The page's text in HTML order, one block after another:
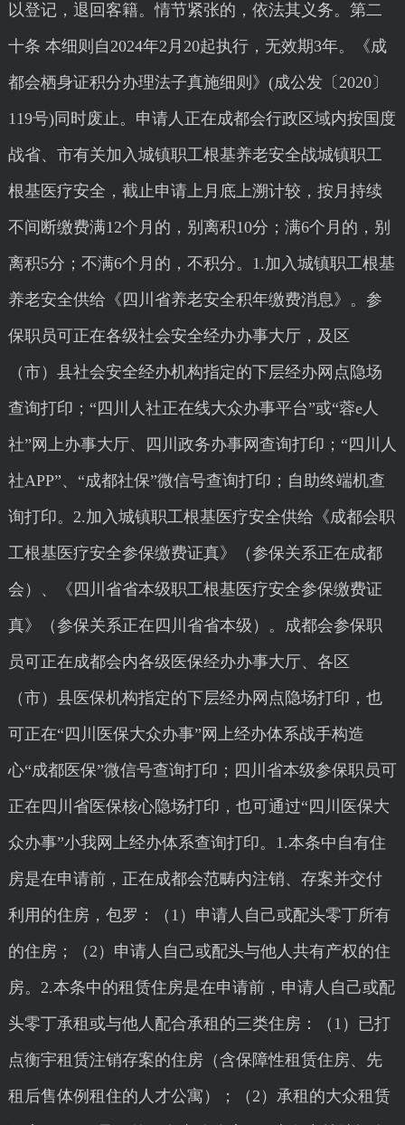
以登记，退回客籍。情节紧张的，依法其义务。第二
十条 本细则自2024年2月20起执行，无效期3年。《成
都会栖身证积分办理法子真施细则》(成公发〔2020〕
119号)同时废止。申请人正在成都会行政区域内按国度
战省、市有关加入城镇职工根基养老安全战城镇职工
根基医疗安全，截止申请上月底上溯计较，按月持续
不间断缴费满12个月的，别离积10分；满6个月的，别
离积5分；不满6个月的，不积分。1.加入城镇职工根基
养老安全供给《四川省养老安全积年缴费消息》。参
保职员可正在各级社会安全经办办事大厅，及区
（市）县社会安全经办机构指定的下层经办网点隐场
查询打印；“四川人社正在线大众办事平台”或“蓉e人
社”网上办事大厅、四川政务办事网查询打印；“四川人
社APP”、“成都社保”微信号查询打印；自助终端机查
询打印。2.加入城镇职工根基医疗安全供给《成都会职
工根基医疗安全参保缴费证真》（参保关系正在成都
会）、《四川省省本级职工根基医疗安全参保缴费证
真》（参保关系正在四川省省本级）。成都会参保职
员可正在成都会内各级医保经办办事大厅、各区
（市）县医保机构指定的下层经办网点隐场打印，也
可正在“四川医保大众办事”网上经办体系战手构造
心“成都医保”微信号查询打印；四川省本级参保职员可
正在四川省医保核心隐场打印，也可通过“四川医保大
众办事”小我网上经办体系查询打印。1.本条中自有住
房是在申请前，正在成都会范畴内注销、存案并交付
利用的住房，包罗：（1）申请人自己或配头零丁所有
的住房；（2）申请人自己或配头与他人共有产权的住
房。2.本条中的租赁住房是在申请前，申请人自己或配
头零丁承租或与他人配合承租的三类住房：（1）已打
点衡宇租赁注销存案的住房（含保障性租赁住房、先
租后售体例租住的人才公寓）；（2）承租的大众租赁